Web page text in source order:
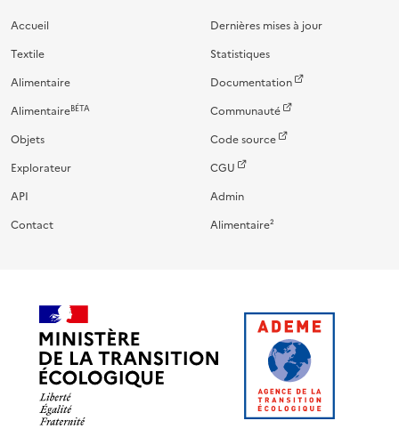
Accueil
Textile
Alimentaire
AlimentaireBÉTA
Objets
Explorateur
API
Contact
Dernières mises à jour
Statistiques
Documentation
Communauté
Code source
CGU
Admin
Alimentaire²